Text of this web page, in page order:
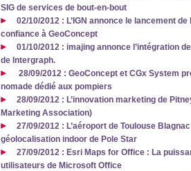
SIG de services de bout-en-bout
02/10/2012 : L’IGN annonce le lancement
confiance à GeoConcept
01/10/2012 : imajing annonce l’intégration
de Intergraph.
28/09/2012 : GeoConcept et CGx System
nomade dédié aux pompiers
28/09/2012 : L’innovation marketing de
Marketing Association)
27/09/2012 : L’aéroport de Toulouse
géolocalisation indoor de Pole Star
27/09/2012 : Esri Maps for Office : La
utilisateurs de Microsoft Office